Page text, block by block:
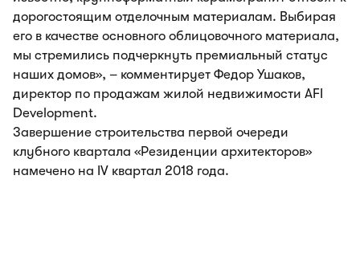
дорогостоящим отделочным материалам. Выбирая
его в качестве основного облицовочного материала,
мы стремились подчеркнуть премиальный статус
наших домов», – комментирует Федор Ушаков,
директор по продажам жилой недвижимости AFI
Development.
Завершение строительства первой очереди
клубного квартала «Резиденции архитекторов»
намечено на IV квартал 2018 года.